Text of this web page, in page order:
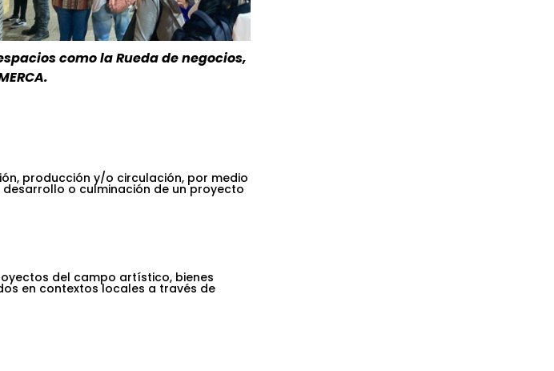
como la Rueda de negocios,
producción y/o circulación, por medio
o culminación de un proyecto
del campo artístico, bienes
en contextos locales a través de